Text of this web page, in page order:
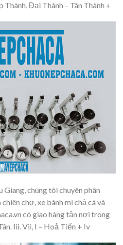
Đại Thành – Tân Thành +
chúng tôi chuyên phân
chợ, xe bánh mì chả cá và
có giao hàng tận nơi trong
Iii. Vii, I – Hoả Tiến + Iv